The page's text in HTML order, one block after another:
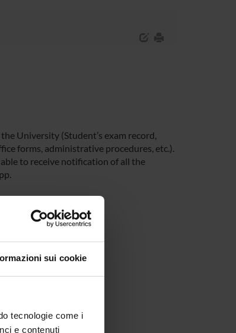
sui cookie
tecnologie come i
e contenuti
University (Student’s exam record,
forms, administrative procedures, etc.).
to receive notification of all the